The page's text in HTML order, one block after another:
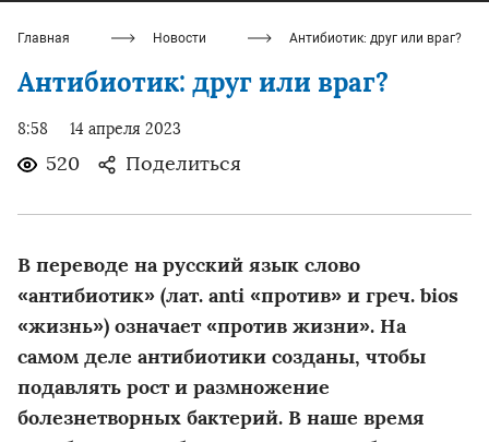
Главная Новости Антибиотик: друг или враг?
Антибиотик: друг или враг?
8:58 14 апреля 2023
520 Поделиться
В переводе на русский язык слово
«антибиотик» (лат. anti «против» и греч. bios
«жизнь») означает «против жизни». На
самом деле антибиотики созданы, чтобы
подавлять рост и размножение
болезнетворных бактерий. В наше время